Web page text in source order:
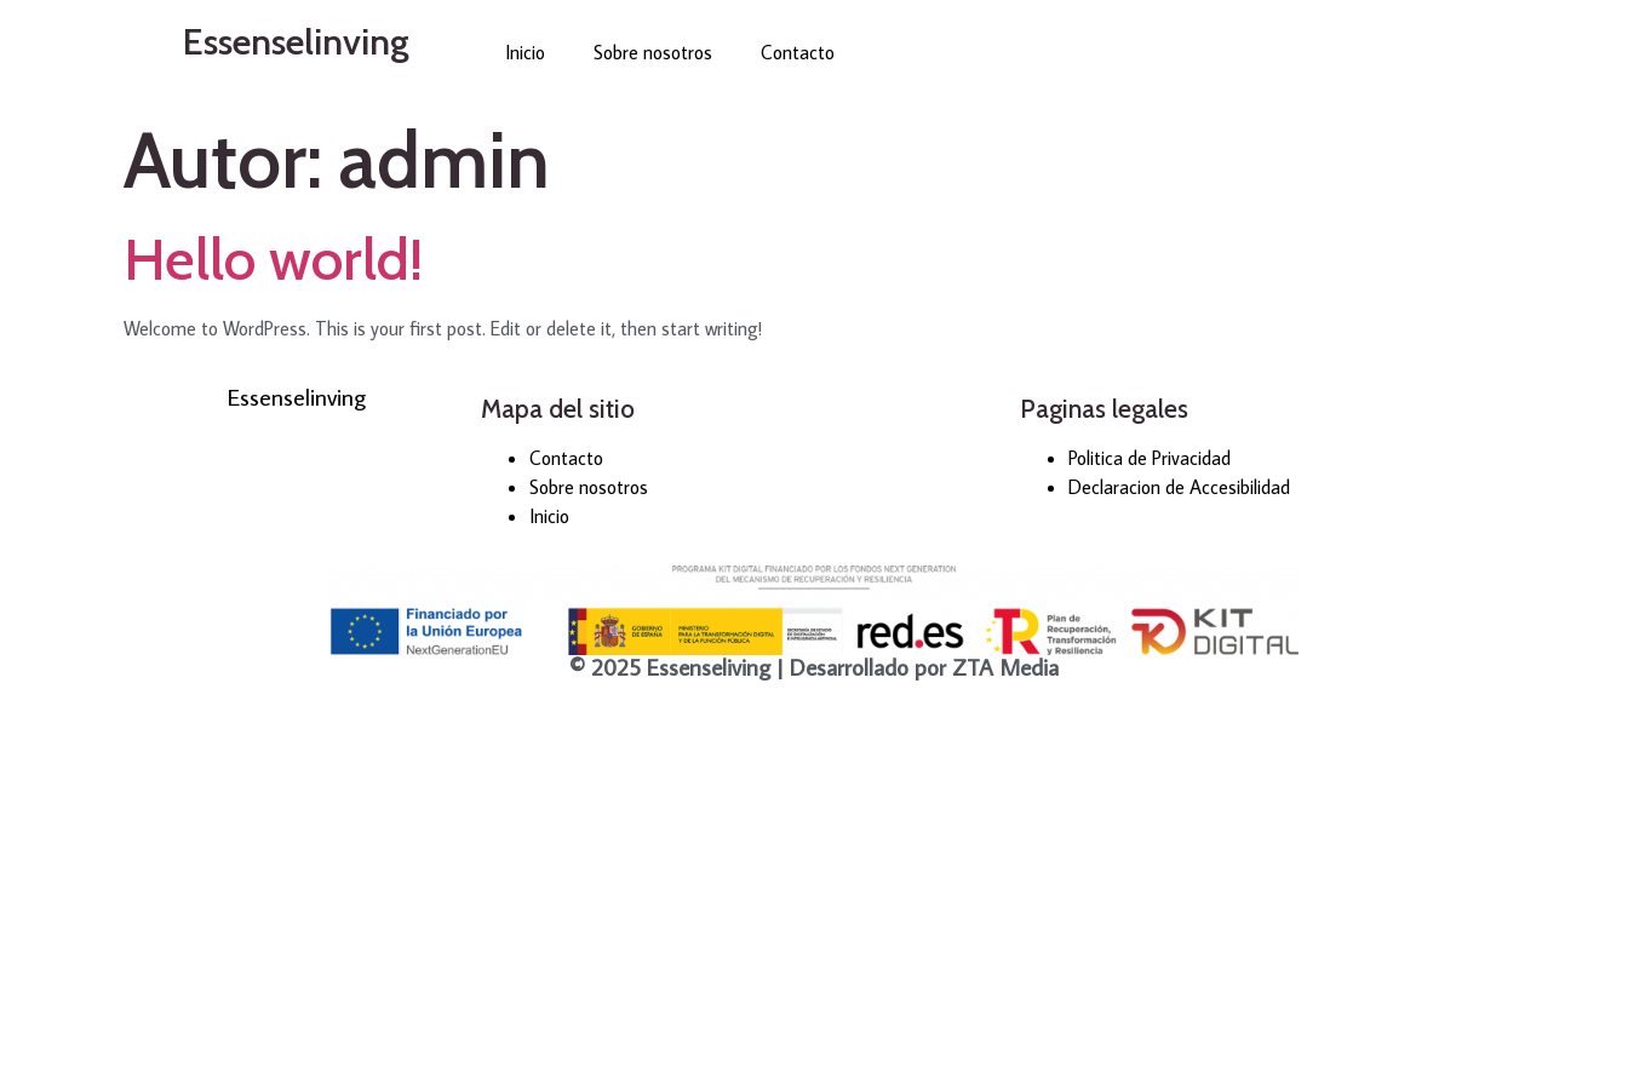
Essenselinving Inicio Sobre nosotros Contacto
Autor: admin
Hello world!
Welcome to WordPress. This is your first post. Edit or delete it, then start writing!
Essenselinving Mapa del sitio
Contacto
Sobre nosotros
Inicio
Paginas legales
Politica de Privacidad
Declaracion de Accesibilidad
© 2025 Essenseliving | Desarrollado por ZTA Media